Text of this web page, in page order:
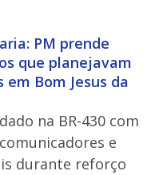
PM prende
que planejavam
Bom Jesus da
na BR-430 com
e
durante reforço